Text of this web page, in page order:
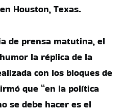
Houston, Texas.
de prensa matutina, el
la réplica de la
con los bloques de
que “en la política
se debe hacer es el